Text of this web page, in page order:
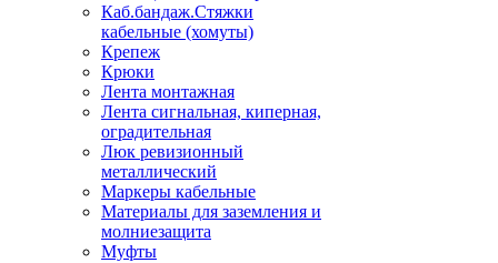
Каб.бандаж.Стяжки
кабельные (хомуты)
Крепеж
Крюки
Лента монтажная
Лента сигнальная, киперная,
оградительная
Люк ревизионный
металлический
Маркеры кабельные
Материалы для заземления и
молниезащита
Муфты